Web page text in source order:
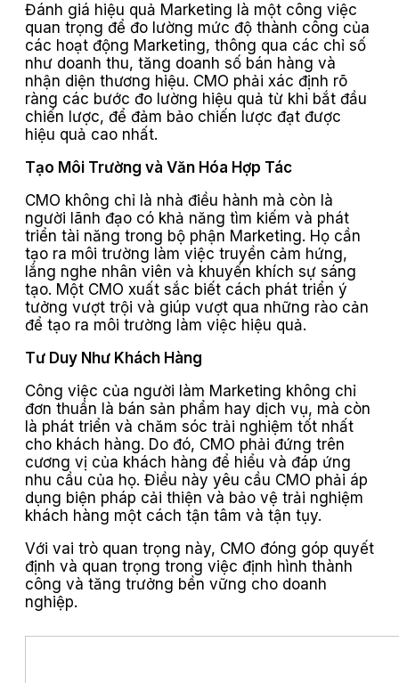
Đánh giá hiệu quả Marketing là một công việc
quan trọng để đo lường mức độ thành công của
các hoạt động Marketing, thông qua các chỉ số
như doanh thu, tăng doanh số bán hàng và
nhận diện thương hiệu. CMO phải xác định rõ
ràng các bước đo lường hiệu quả từ khi bắt đầu
chiến lược, để đảm bảo chiến lược đạt được
hiệu quả cao nhất.
Tạo Môi Trường và Văn Hóa Hợp Tác
CMO không chỉ là nhà điều hành mà còn là
người lãnh đạo có khả năng tìm kiếm và phát
triển tài năng trong bộ phận Marketing. Họ cần
tạo ra môi trường làm việc truyền cảm hứng,
lắng nghe nhân viên và khuyến khích sự sáng
tạo. Một CMO xuất sắc biết cách phát triển ý
tưởng vượt trội và giúp vượt qua những rào cản
để tạo ra môi trường làm việc hiệu quả.
Tư Duy Như Khách Hàng
Công việc của người làm Marketing không chỉ
đơn thuần là bán sản phẩm hay dịch vụ, mà còn
là phát triển và chăm sóc trải nghiệm tốt nhất
cho khách hàng. Do đó, CMO phải đứng trên
cương vị của khách hàng để hiểu và đáp ứng
nhu cầu của họ. Điều này yêu cầu CMO phải áp
dụng biện pháp cải thiện và bảo vệ trải nghiệm
khách hàng một cách tận tâm và tận tụy.
Với vai trò quan trọng này, CMO đóng góp quyết
định và quan trọng trong việc định hình thành
công và tăng trưởng bền vững cho doanh
nghiệp.